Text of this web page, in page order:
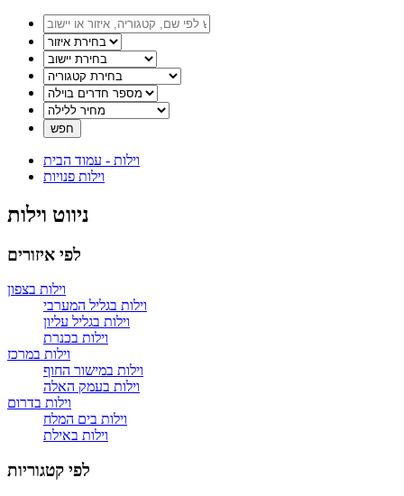
וילות - עמוד הבית
וילות פנויות
ניווט וילות
לפי איזורים
וילות בצפון
וילות בגליל המערבי
וילות בגליל עליון
וילות בכנרת
וילות במרכז
וילות במישור החוף
וילות בעמק האלה
וילות בדרום
וילות בים המלח
וילות באילת
לפי קטגוריות